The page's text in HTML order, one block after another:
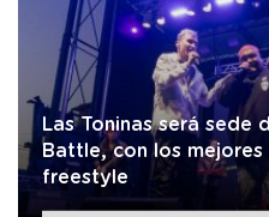
Las Toninas será sede
Battle, con los
freestyle